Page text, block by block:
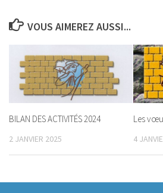
VOUS AIMEREZ AUSSI...
BILAN DES ACTIVITÉS 2024
2 JANVIER 2025
Les
4